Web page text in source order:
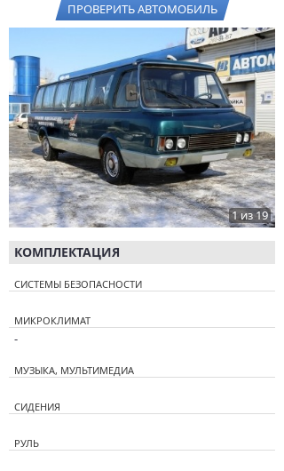
ПРОВЕРИТЬ АВТОМОБИЛЬ
1 из 19
КОМПЛЕКТАЦИЯ
СИСТЕМЫ БЕЗОПАСНОСТИ
МИКРОКЛИМАТ
-
МУЗЫКА, МУЛЬТИМЕДИА
СИДЕНИЯ
РУЛЬ